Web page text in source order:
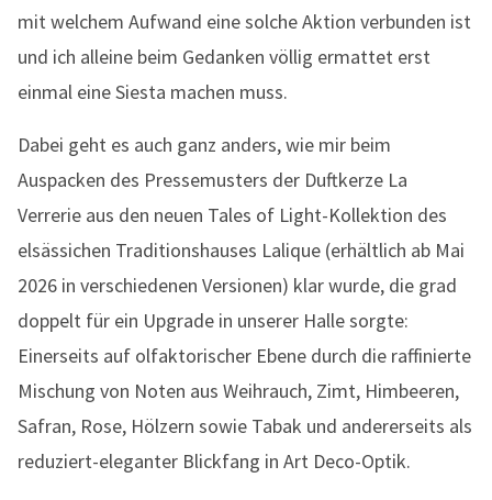
mit welchem Aufwand eine solche Aktion verbunden ist
und ich alleine beim Gedanken völlig ermattet erst
einmal eine Siesta machen muss.
Dabei geht es auch ganz anders, wie mir beim
Auspacken des Pressemusters der Duftkerze La
Verrerie aus den neuen Tales of Light-Kollektion des
elsässichen Traditionshauses Lalique (erhältlich ab Mai
2026 in verschiedenen Versionen) klar wurde, die grad
doppelt für ein Upgrade in unserer Halle sorgte:
Einerseits auf olfaktorischer Ebene durch die raffinierte
Mischung von Noten aus Weihrauch, Zimt, Himbeeren,
Safran, Rose, Hölzern sowie Tabak und andererseits als
reduziert-eleganter Blickfang in Art Deco-Optik.